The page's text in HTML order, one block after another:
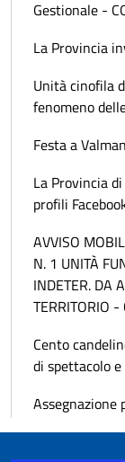
Gestionale -
La Provincia
Unità cinofila
fenomeno
Festa a
La Provincia
profili
AVVISO
N. 1 UNITÀ
INDETER. DA
TERRITORIO -
Cento
di spettacolo
Assegnazione